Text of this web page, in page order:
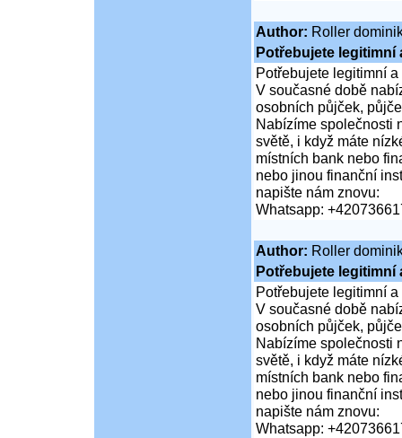
Author: Roller
Potřebujete
Potřebujete legitimní
V současné době
osobních půjček,
Nabízíme společnosti
světě, i když máte
místních bank nebo
nebo jinou finanční
napište nám znovu:
Whatsapp:
Author: Roller
Potřebujete
Potřebujete legitimní
V současné době
osobních půjček,
Nabízíme společnosti
světě, i když máte
místních bank nebo
nebo jinou finanční
napište nám znovu:
Whatsapp: